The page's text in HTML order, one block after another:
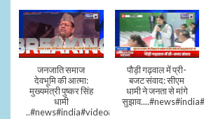
जनजाति समाज
देवभूमि की आत्मा:
मुख्यमंत्री पुष्कर सिंह
धामी
..#news#india#video#viral
पौड़ी गढ़वाल में प्री-
बजट संवाद: सीएम
धामी ने जनता से मांगे